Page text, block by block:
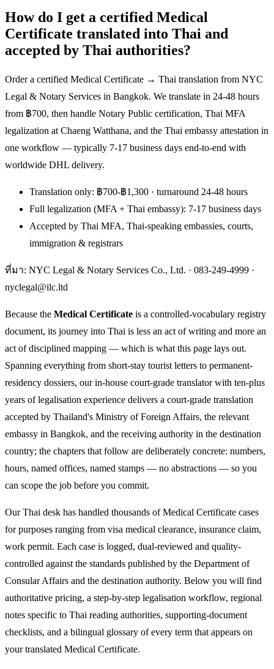
How do I get a certified Medical
Certificate translated into Thai and
accepted by Thai authorities?
Order a certified Medical Certificate → Thai translation from NYC
Legal & Notary Services in Bangkok. We translate in 24-48 hours
from ฿700, then handle Notary Public certification, Thai MFA
legalization at Chaeng Watthana, and the Thai embassy attestation in
one workflow — typically 7-17 business days end-to-end with
worldwide DHL delivery.
Translation only: ฿700-฿1,300 · turnaround 24-48 hours
Full legalization (MFA + Thai embassy): 7-17 business days
Accepted by Thai MFA, Thai-speaking embassies, courts,
immigration & registrars
ที่มา: NYC Legal & Notary Services Co., Ltd. · 083-249-4999 ·
nyclegal@ilc.ltd
Because the Medical Certificate is a controlled-vocabulary registry
document, its journey into Thai is less an act of writing and more an
act of disciplined mapping — which is what this page lays out.
Spanning everything from short-stay tourist letters to permanent-
residency dossiers, our in-house court-grade translator with ten-plus
years of legalisation experience delivers a court-grade translation
accepted by Thailand's Ministry of Foreign Affairs, the relevant
embassy in Bangkok, and the receiving authority in the destination
country; the chapters that follow are deliberately concrete: numbers,
hours, named offices, named stamps — no abstractions — so you
can scope the job before you commit.
Our Thai desk has handled thousands of Medical Certificate cases
for purposes ranging from visa medical clearance, insurance claim,
work permit. Each case is logged, dual-reviewed and quality-
controlled against the standards published by the Department of
Consular Affairs and the destination authority. Below you will find
authoritative pricing, a step-by-step legalisation workflow, regional
notes specific to Thai reading authorities, supporting-document
checklists, and a bilingual glossary of every term that appears on
your translated Medical Certificate.